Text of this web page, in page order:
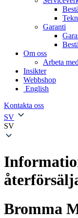
Garanti
Om oss
Arbeta
Insikter
Webbshop
English
Kontakta oss
SV
SV
Bromma